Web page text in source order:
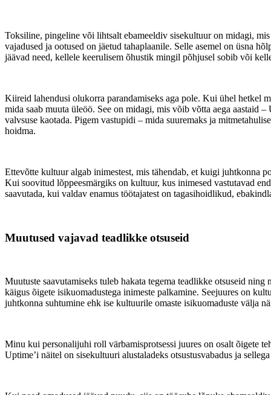
Toksiline, pingeline või lihtsalt ebameeldiv sisekultuur on midagi,
vajadused ja ootused on jäetud tahaplaanile. Selle asemel on üsna
jäävad need, kellele keerulisem õhustik mingil põhjusel sobib või
Kiireid lahendusi olukorra parandamiseks aga pole. Kui ühel hetkel
mida saab muuta üleöö. See on midagi, mis võib võtta aega aastaid
valvsuse kaotada. Pigem vastupidi – mida suuremaks ja
hoidma.
Ettevõtte kultuur algab inimestest, mis tähendab, et kuigi juhtkonna
Kui soovitud lõppeesmärgiks on kultuur, kus inimesed vastutavad
saavutada, kui valdav enamus töötajatest on tagasihoidlikud,
Muutused vajavad teadlikke otsuseid
Muutuste saavutamiseks tuleb hakata tegema teadlikke otsuseid
käigus õigete isikuomadustega inimeste palkamine. Seejuures on
juhtkonna suhtumine ehk ise kultuurile omaste isikuomaduste välja
Minu kui personalijuhi roll värbamisprotsessi juures on osalt õigete
Uptime’i näitel on sisekultuuri alustaladeks otsustusvabadus ja